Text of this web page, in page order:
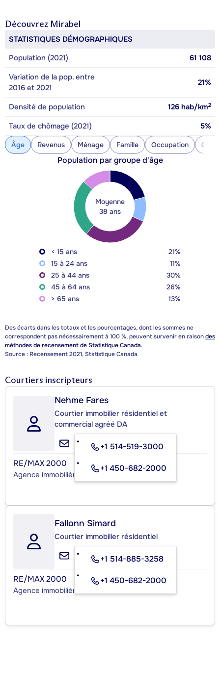
Découvrez Mirabel
STATISTIQUES DÉMOGRAPHIQUES
Population (2021)
61 108
Variation de la pop. entre
2016 et 2021
21%
Densité de population 126 hab/km2
Taux de chômage (2021) 5%
Âge Revenus Ménage Famille Occupation
Population par groupe d'âge
Moyenne
38 ans
< 15 ans
21%
15 à 24 ans
11%
25 à 44 ans
30%
45 à 64 ans
26%
> 65 ans
13%
Des écarts dans les totaux et les pourcentages, dont les sommes ne
correspondent pas nécessairement à 100 %, peuvent survenir en raisondes
méthodes de recensement de Statistique Canada.
Source : Recensement 2021, Statistique Canada
Courtiers inscripteurs
Nehme Fares
Courtier immobilier résidentiel et
commercial agréé DA
+1 514-519-3000
+1 450-682-2000
RE/MAX 2000
Agence immobilière
Fallonn Simard
Courtier immobilier résidentiel
+1 514-885-3258
+1 450-682-2000
RE/MAX 2000
Agence immobilière